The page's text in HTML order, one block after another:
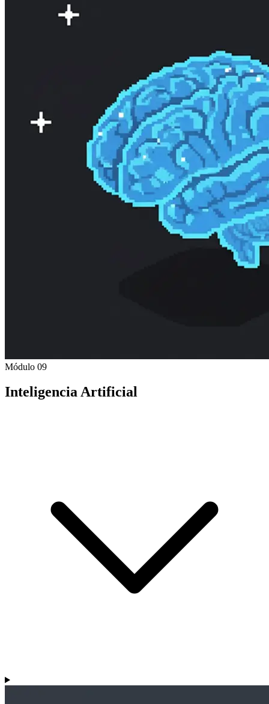
Módulo 09
Inteligencia Artificial